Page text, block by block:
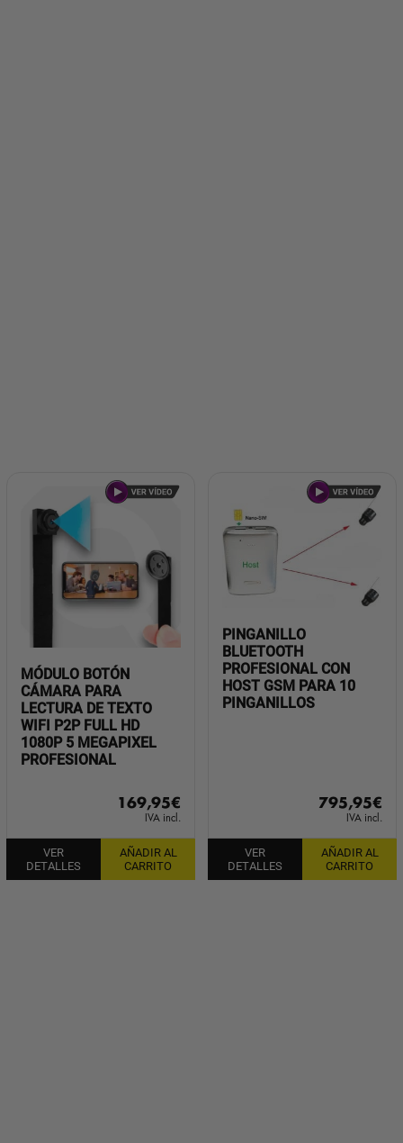
MÓDULO BOTÓN
CÁMARA PARA
LECTURA DE TEXTO
WIFI P2P FULL HD
1080P 5 MEGAPIXEL
PROFESIONAL
169,95€
IVA incl.
VER
DETALLES
AÑADIR AL
CARRITO
PINGANILLO
BLUETOOTH
PROFESIONAL CON
HOST GSM PARA 10
PINGANILLOS
795,95€
IVA incl.
VER
DETALLES
AÑADIR AL
CARRITO